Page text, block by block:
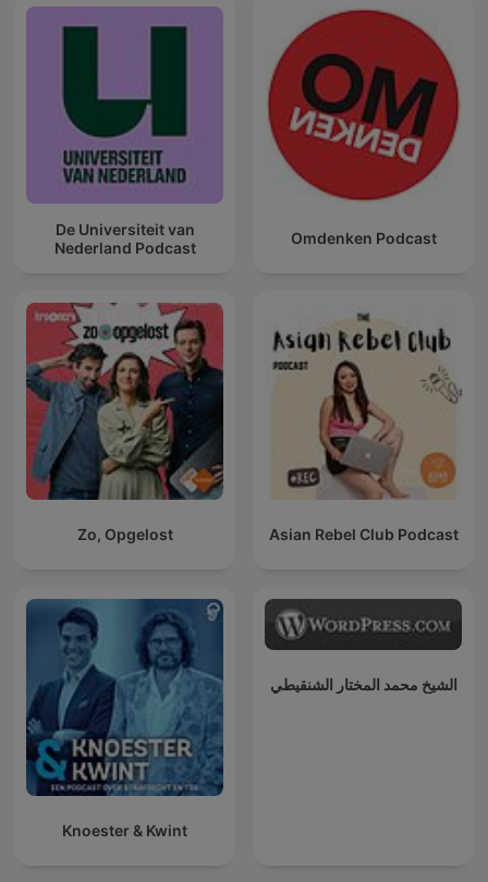
De Universiteit van
Nederland Podcast
Omdenken Podcast
Zo, Opgelost Asian Rebel Club Podcast
Knoester & Kwint
الشيخ محمد المختار الشنقيطي